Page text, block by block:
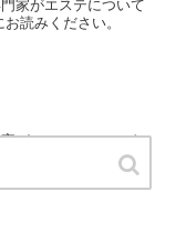
家がエステについて
読みください。
がエステについてわ
読みください。 URL: